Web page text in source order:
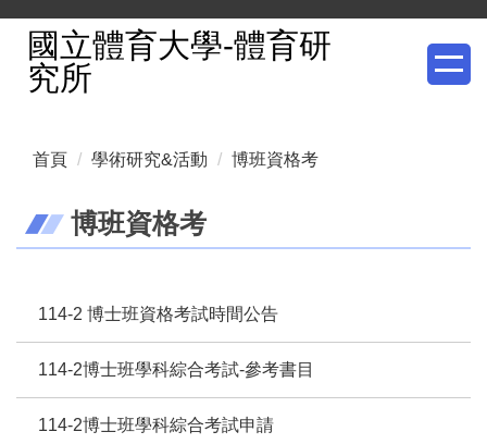
國立體育大學-體育研
究所
首頁 學術研究&活動 博班資格考
博班資格考
114-2 博士班資格考試時間公告
114-2博士班學科綜合考試-參考書目
114-2博士班學科綜合考試申請